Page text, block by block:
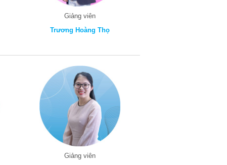
Giảng viên
Trương Hoàng Thọ
Giảng viên